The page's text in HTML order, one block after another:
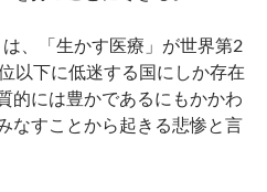
、「生かす医療」が世界第2
以下に低迷する国にしか存在
的には豊かであるにもかかわ
なすことから起きる悲惨と言